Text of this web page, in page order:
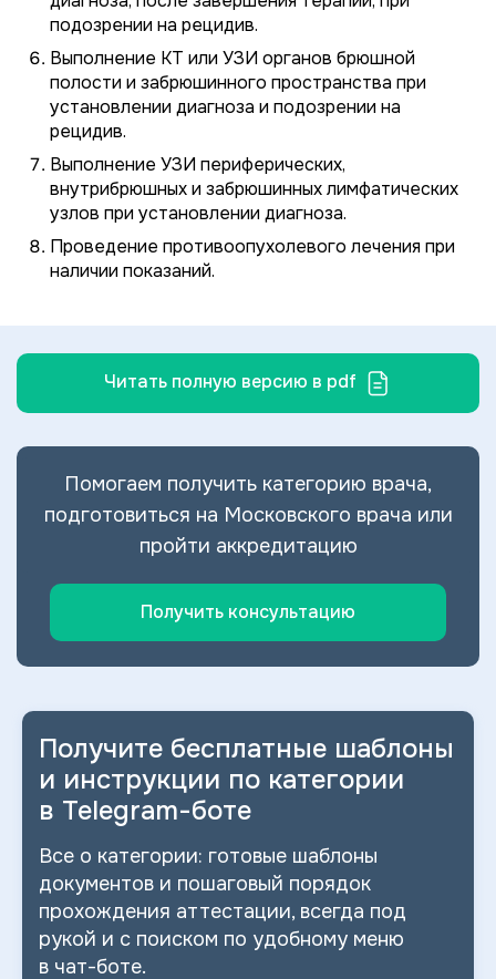
подозрении на рецидив.
Выполнение КТ или УЗИ органов брюшной
полости и забрюшинного пространства при
установлении диагноза и подозрении на
рецидив.
Выполнение УЗИ периферических,
внутрибрюшных и забрюшинных лимфатических
узлов при установлении диагноза.
Проведение противоопухолевого лечения при
наличии показаний.
Читать полную версию в pdf
Помогаем получить категорию врача,
подготовиться на Московского врача или
пройти аккредитацию
Получить консультацию
Получите бесплатные шаблоны
и инструкции по категории
в Telegram-боте
Все о категории: готовые шаблоны
документов и пошаговый порядок
прохождения аттестации, всегда под
рукой и с поиском по удобному меню
в чат-боте.